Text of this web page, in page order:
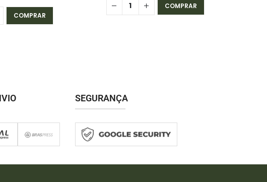
COMPRAR
COMPRAR
SEGURANÇA